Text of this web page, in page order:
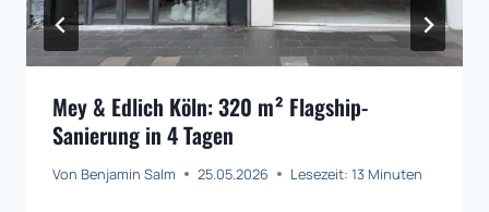
Mey & Edlich Köln: 320 m² Flagship-
Sanierung in 4 Tagen
Von Benjamin Salm 25.05.2026 Lesezeit: 13 Minuten